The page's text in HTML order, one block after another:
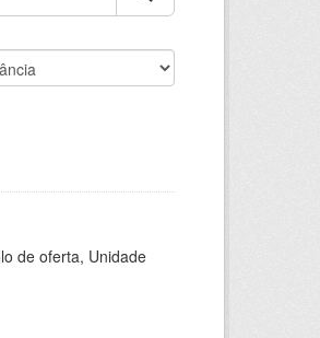
de oferta, Unidade